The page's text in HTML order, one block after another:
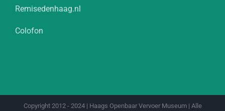
Remisedenhaag.nl
Colofon
Copyright 2012 - 2024 | Haags Openbaar Vervoer Museum | Alle